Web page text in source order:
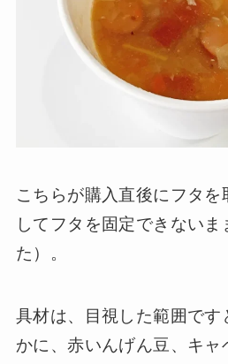
こちらが購入直後にフタ
してフタを固定できない
た）。
具材は、目視した範囲です
かに、赤いんげん豆、キャ